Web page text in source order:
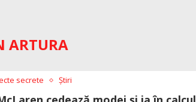
ARTURA
secrete Știri